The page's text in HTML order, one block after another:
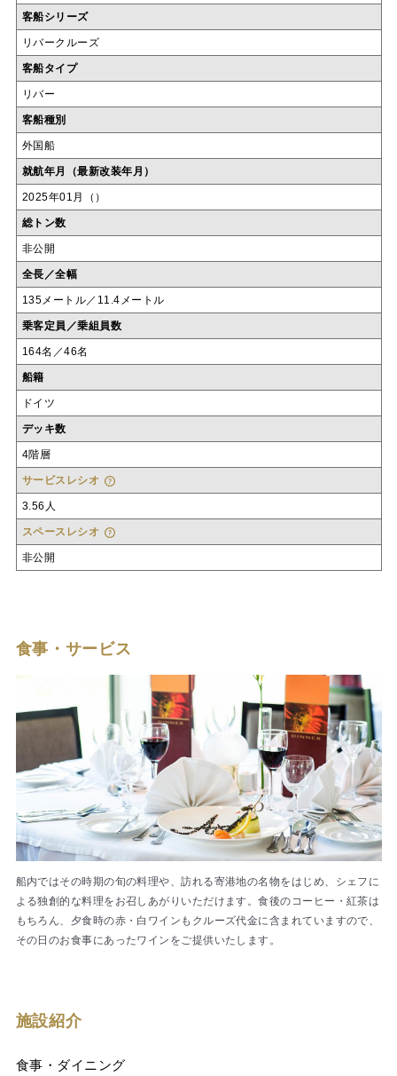
客船シリーズ
リバークルーズ
客船タイプ
リバー
客船種別
外国船
就航年月（最新改装年月）
2025年01月（）
総トン数
非公開
全長／全幅
135メートル／11.4メートル
乗客定員／乗組員数
164名／46名
船籍
ドイツ
デッキ数
4階層
サービスレシオ
3.56人
スペースレシオ
非公開
食事・サービス
船内ではその時期の旬の料理や、訪れる寄港地の名物をはじめ、シェフに
よる独創的な料理をお召しあがりいただけます。食後のコーヒー・紅茶は
もちろん、夕食時の赤・白ワインもクルーズ代金に含まれていますので、
その日のお食事にあったワインをご提供いたします。
施設紹介
食事・ダイニング